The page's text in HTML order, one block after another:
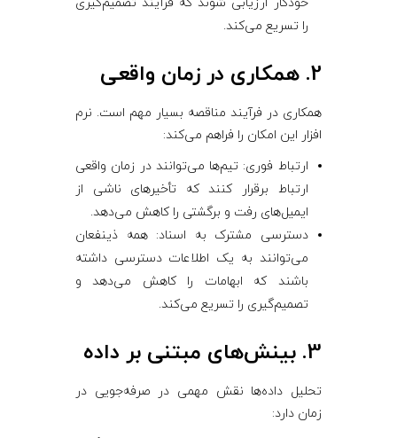
را تسریع می‌کند.
2. همکاری در زمان واقعی
همکاری در فرآیند مناقصه بسیار مهم است. نرم
‌افزار این امکان را فراهم می‌کند:
ارتباط فوری: تیم‌ها می‌توانند در زمان واقعی
ارتباط برقرار کنند که تأخیرهای ناشی از
ایمیل‌های رفت و برگشتی را کاهش می‌دهد.
دسترسی مشترک به اسناد: همه ذینفعان
می‌توانند به یک اطلاعات دسترسی داشته
باشند که ابهامات را کاهش می‌دهد و
تصمیم‌گیری را تسریع می‌کند.
3. بینش‌های مبتنی بر داده
تحلیل داده‌ها نقش مهمی در صرفه‌جویی در
زمان دارد: